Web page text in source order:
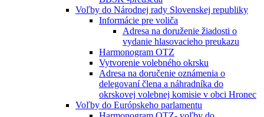
Voľby do Národnej rady Slovenskej republiky
Informácie pre voliča
Adresa na doruženie žiadosti o
vydanie hlasovacieho preukazu
Harmonogram OTZ
Vytvorenie volebného okrsku
Adresa na doručenie oznámenia o
delegovaní člena a náhradníka do
okrskovej volebnej komisie v obci Hronec
Voľby do Európskeho parlamentu